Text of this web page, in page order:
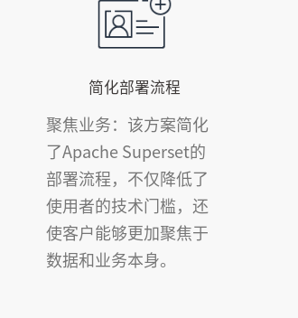
简化部署流程
聚焦业务：该方案简化
了Apache Superset的
部署流程，不仅降低了
使用者的技术门槛，还
使客户能够更加聚焦于
数据和业务本身。